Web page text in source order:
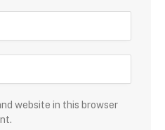
website in this browser